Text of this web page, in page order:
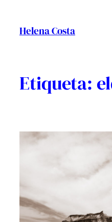
contingut
Helena Costa
Etiqueta: